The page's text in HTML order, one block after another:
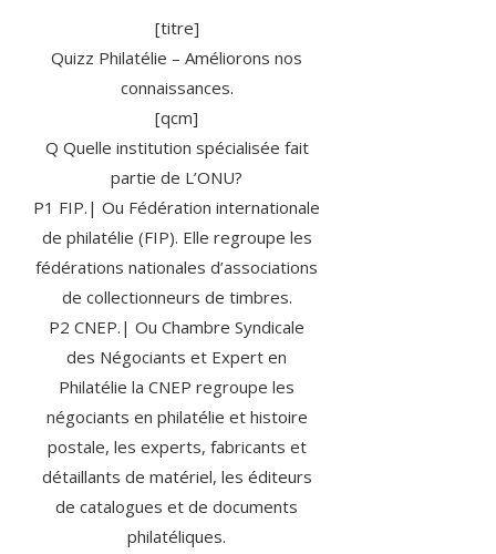
[titre]
Quizz Philatélie – Améliorons nos
connaissances.
[qcm]
Q Quelle institution spécialisée fait
partie de L’ONU?
P1 FIP.| Ou Fédération internationale
de philatélie (FIP). Elle regroupe les
fédérations nationales d’associations
de collectionneurs de timbres.
P2 CNEP.| Ou Chambre Syndicale
des Négociants et Expert en
Philatélie la CNEP regroupe les
négociants en philatélie et histoire
postale, les experts, fabricants et
détaillants de matériel, les éditeurs
de catalogues et de documents
philatéliques.